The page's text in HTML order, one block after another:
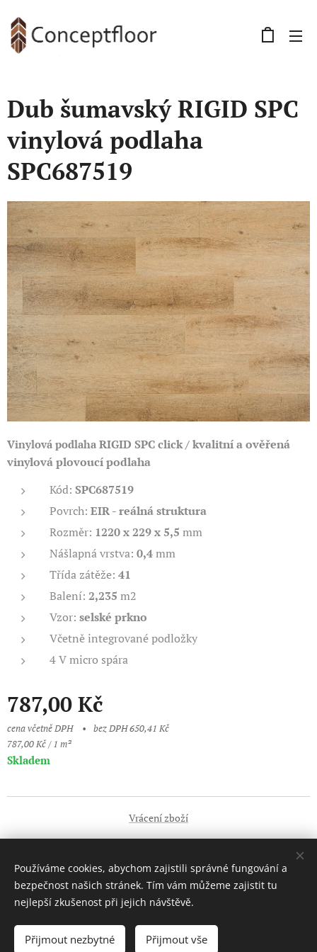
Dub šumavský RIGID SPC
vinylová podlaha
SPC687519
Vinylová podlaha RIGID SPC click / kvalitní a ověřená
vinylová plovoucí podlaha
Kód: SPC687519
Povrch: EIR - reálná struktura
Rozměr: 1220 x 229 x 5,5 mm
Nášlapná vrstva: 0,4mm
Třída zátěže: 41
Balení: 2,235 m2
Vzor: selské prkno
Včetně integrované podložky
4 V micro spára
787,00 Kč
cena včetně DPH
bez DPH 650,41 Kč
787,00 Kč / 1 m²
Skladem
Do košíku
Vrácení zboží
Vytvořeno službouWebnode Cookies
Používáme cookies, abychom zajistili správné fungování a
bezpečnost našich stránek. Tím vám můžeme zajistit tu
nejlepší zkušenost při jejich návštěvě.
Přijmout nezbytné Přijmout vše